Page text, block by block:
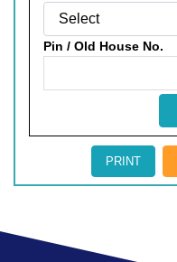
Pin / Old House No.
PRINT